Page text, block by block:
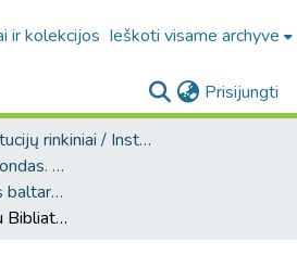
ir kolekcijos Ieškoti visame archyve
Prisijungti
5.3. Institucijų rinkiniai / Institutional collections
Vilniaus baltarusių fondas. F21
Papildymai (Vilniaus baltarusių fondas. F21)
Kataloh staradrukau Bibliateki biełaruskaha muzeju im. Ivana Łuckieviča u Vilni